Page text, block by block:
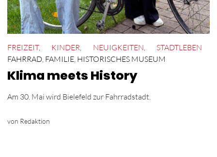
FREIZEIT, KINDER NEUIGKEITEN
STADTLEBEN
FAHRRAD FAMILIE HISTORISCHES MUSEUM
Klima meets History
Am 30. Mai wird Bielefeld zur Fahrradstadt.
von Redaktion